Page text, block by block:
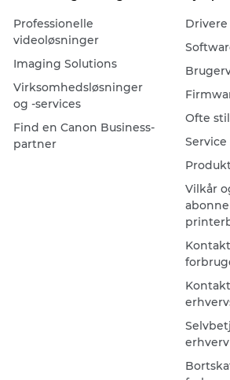
Professionelle
videoløsninger
Imaging Solutions
Virksomhedsløsninger
og -services
Find en Canon Business-
partner
Drivere
Ofte
Vilkår
Kontakt
Kontakt
erhverv